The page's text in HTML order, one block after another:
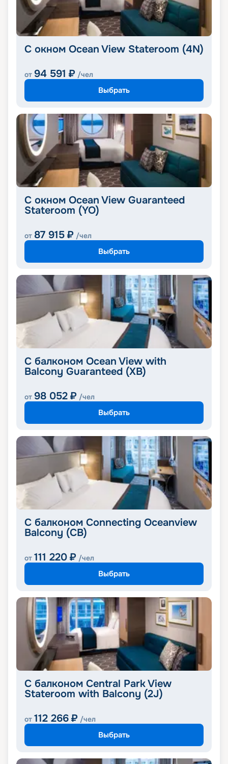
С окном Ocean View Stateroom (4N)
от 94 591 ₽ /чел
Выбрать
С окном Ocean View Guaranteed
Stateroom (YO)
от 87 915 ₽ /чел
Выбрать
С балконом Ocean View with
Balcony Guaranteed (XB)
от 98 052 ₽ /чел
Выбрать
С балконом Connecting Oceanview
Balcony (CB)
от 111 220 ₽ /чел
Выбрать
С балконом Central Park View
Stateroom with Balcony (2J)
от 112 266 ₽ /чел
Выбрать